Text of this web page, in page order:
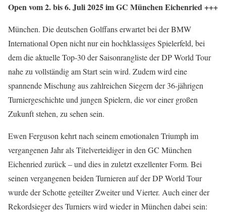
Open vom 2. bis 6. Juli 2025 im GC München Eichenried +++
München. Die deutschen Golffans erwartet bei der BMW
International Open nicht nur ein hochklassiges Spielerfeld, bei
dem die aktuelle Top-30 der Saisonrangliste der DP World Tour
nahe zu vollständig am Start sein wird. Zudem wird eine
spannende Mischung aus zahlreichen Siegern der 36-jährigen
Turniergeschichte und jungen Spielern, die vor einer großen
Zukunft stehen, zu sehen sein.
Ewen Ferguson kehrt nach seinem emotionalen Triumph im
vergangenen Jahr als Titelverteidiger in den GC München
Eichenried zurück – und dies in zuletzt exzellenter Form. Bei
seinen vergangenen beiden Turnieren auf der DP World Tour
wurde der Schotte geteilter Zweiter und Vierter. Auch einer der
Rekordsieger des Turniers wird wieder in München dabei sein: